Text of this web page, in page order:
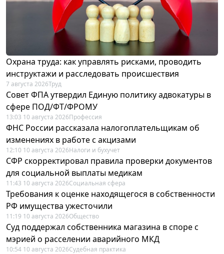
Охрана труда: как управлять рисками, проводить
инструктажи и расследовать происшествия
7 августа 2026Труд
Совет ФПА утвердил Единую политику адвокатуры в
сфере ПОД/ФТ/ФРОМУ
13:03 10 августа 2026Профессия
ФНС России рассказала налогоплательщикам об
изменениях в работе с акцизами
12:10 10 августа 2026Налоги и бухучет
СФР скорректировал правила проверки документов
для социальной выплаты медикам
11:43 10 августа 2026Социальная сфера
Требования к оценке находящегося в собственности
РФ имущества ужесточили
11:19 10 августа 2026Общество
Суд поддержал собственника магазина в споре с
мэрией о расселении аварийного МКД
10:54 10 августа 2026Судебная практика